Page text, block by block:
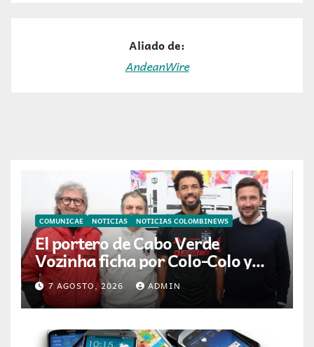
Aliado de:
AndeanWire
COMUNICAE NOTICIAS NOTICIAS COLOMBINEWS
El portero de Cabo Verde
Vozinha ficha por Colo-Colo y
JETOUR respalda su nueva
etapa
7 AGOSTO, 2026 ADMIN